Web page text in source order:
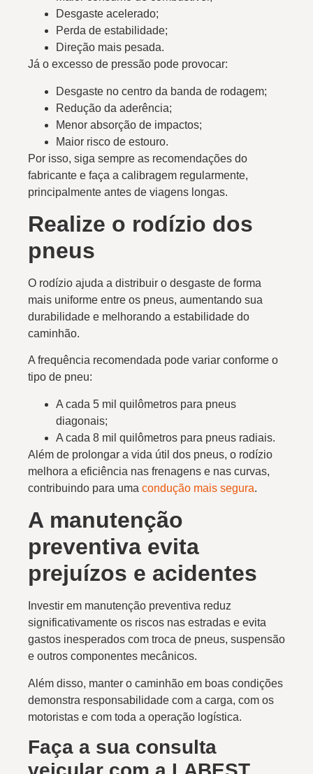
Desgaste acelerado;
Perda de estabilidade;
Direção mais pesada.
Já o excesso de pressão pode provocar:
Desgaste no centro da banda de rodagem;
Redução da aderência;
Menor absorção de impactos;
Maior risco de estouro.
Por isso, siga sempre as recomendações do
fabricante e faça a calibragem regularmente,
principalmente antes de viagens longas.
Realize o rodízio dos
pneus
O rodízio ajuda a distribuir o desgaste de forma
mais uniforme entre os pneus, aumentando sua
durabilidade e melhorando a estabilidade do
caminhão.
A frequência recomendada pode variar conforme o
tipo de pneu:
A cada 5 mil quilômetros para pneus
diagonais;
A cada 8 mil quilômetros para pneus radiais.
Além de prolongar a vida útil dos pneus, o rodízio
melhora a eficiência nas frenagens e nas curvas,
contribuindo para uma condução mais segura.
A manutenção
preventiva evita
prejuízos e acidentes
Investir em manutenção preventiva reduz
significativamente os riscos nas estradas e evita
gastos inesperados com troca de pneus, suspensão
e outros componentes mecânicos.
Além disso, manter o caminhão em boas condições
demonstra responsabilidade com a carga, com os
motoristas e com toda a operação logística.
Faça a sua consulta